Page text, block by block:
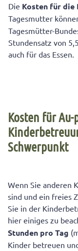
Die Kosten für die
Tagesmutter
Tagesmütter-
Stundensatz von
auch für das Essen.
Kosten für
Schwerpunkt
Wenn Sie anderen
sind und ein freies
Sie in der
hier einiges zu
Stunden pro Tag
Kinder betreuen